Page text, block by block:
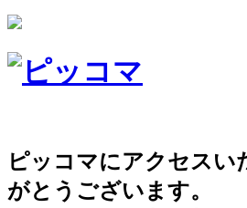
ピッコマにアクセスい
がとうございます。